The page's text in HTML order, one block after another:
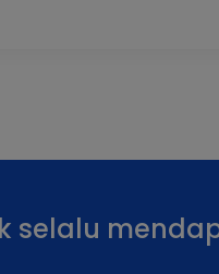
selalu